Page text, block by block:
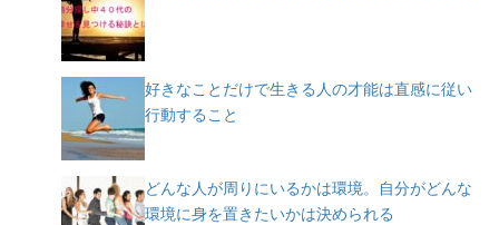
好きなことだけで生きる人の才能は直感に従い
行動すること
どんな人が周りにいるかは環境。自分がどんな
環境に身を置きたいかは決められる